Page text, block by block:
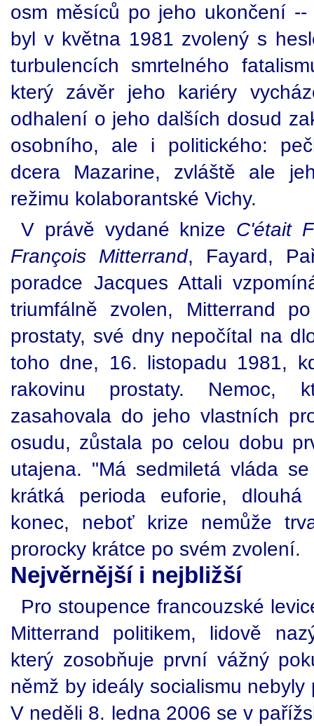
osm měsíců po jeho ukončení
byl v května 1981 zvolený s
turbulencích smrtelného
který závěr jeho kariéry
odhalení o jeho dalších dosud
osobního, ale i politického:
dcera Mazarine, zvláště ale
režimu kolaborantské Vichy.
V právě vydané knize C'était
François Mitterrand, Fayard,
poradce Jacques Attali
triumfálně zvolen, Mitterrand
prostaty, své dny nepočítal na
toho dne, 16. listopadu 1981,
rakovinu prostaty. Nemoc,
zasahovala do jeho vlastních
osudu, zůstala po celou dobu
utajena. "Má sedmiletá vláda
krátká perioda euforie,
konec, neboť krize nemůže
prorocky krátce po svém zvolení.
Nejvěrnější i nejbližší
Pro stoupence francouzské
Mitterrand politikem, lidově
který zosobňuje první vážný
němž by ideály socialismu
V neděli 8. ledna 2006 se v